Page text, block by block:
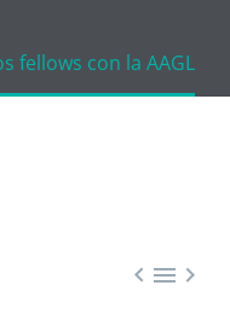
fellows con la AAGL
  